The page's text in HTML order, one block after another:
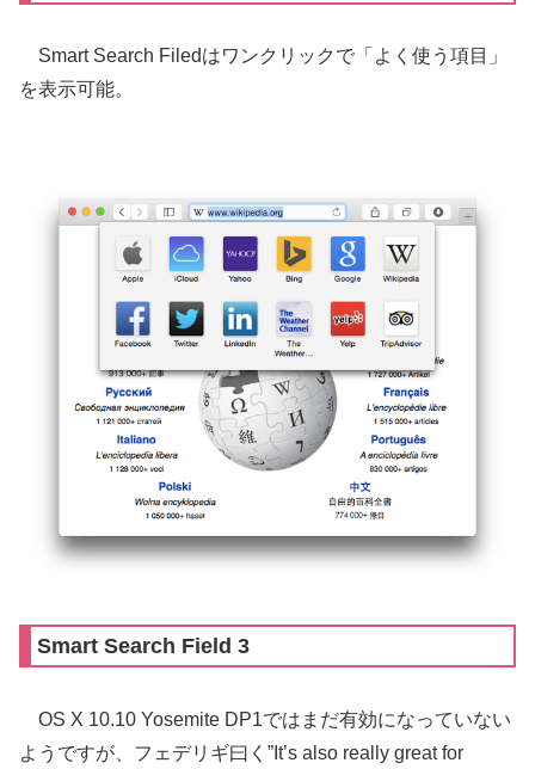
Smart Search Filedはワンクリックで「よく使う項目」
を表示可能。
Smart Search Field 3
OS X 10.10 Yosemite DP1ではまだ有効になっていない
ようですが、フェデリギ曰く”It’s also really great for